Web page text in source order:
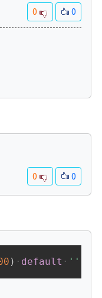
0 0
0 0
) default ''